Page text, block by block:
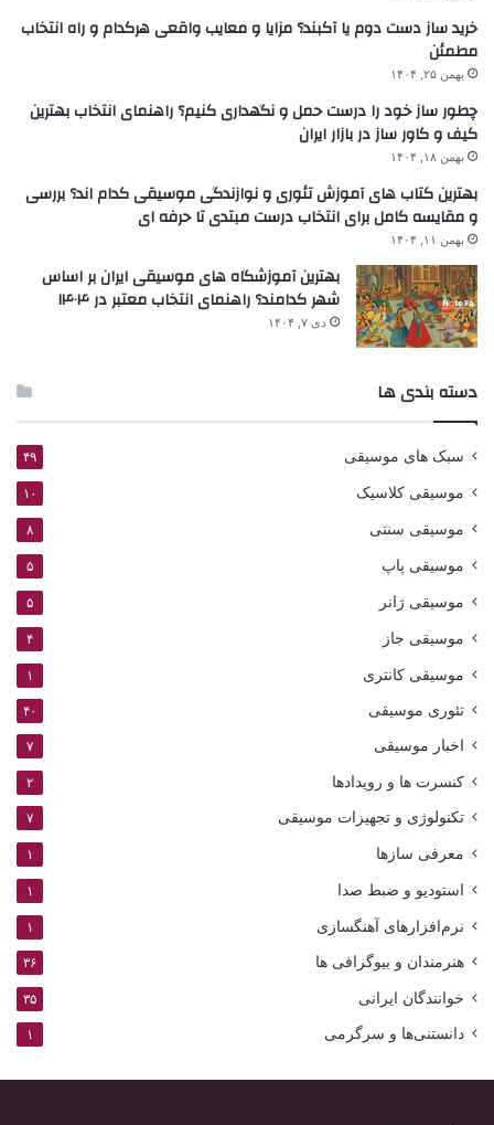
خرید ساز دست دوم یا آکبند؟ مزایا و معایب واقعی هرکدام و راه انتخاب
مطمئن
بهمن ۲۵, ۱۴۰۴
چطور ساز خود را درست حمل و نگهداری کنیم؟ راهنمای انتخاب بهترین
کیف و کاور ساز در بازار ایران
بهمن ۱۸, ۱۴۰۴
بهترین کتاب های آموزش تئوری و نوازندگی موسیقی کدام اند؟ بررسی
و مقایسه کامل برای انتخاب درست مبتدی تا حرفه ای
بهمن ۱۱, ۱۴۰۴
بهترین آموزشگاه های موسیقی ایران بر اساس
شهر کدامند؟ راهنمای انتخاب معتبر در ۱۴۰۴
دی ۷, ۱۴۰۴
دسته بندی ها
سبک های موسیقی ۴۹
موسیقی کلاسیک ۱۰
موسیقی سنتی ۸
موسیقی پاپ ۵
موسیقی ژانر ۵
موسیقی جاز ۴
موسیقی کانتری ۱
تئوری موسیقی ۴۰
اخبار موسیقی ۷
کنسرت ها و رویدادها ۲
تکنولوژی و تجهیزات موسیقی ۷
معرفی سازها ۱
استودیو و ضبط صدا ۱
نرم‌افزارهای آهنگسازی ۱
هنرمندان و بیوگرافی ها ۳۶
خوانندگان ایرانی ۳۵
دانستنی‌ها و سرگرمی ۱